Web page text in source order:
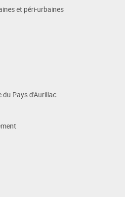
et péri-urbaines
du Pays d'Aurillac